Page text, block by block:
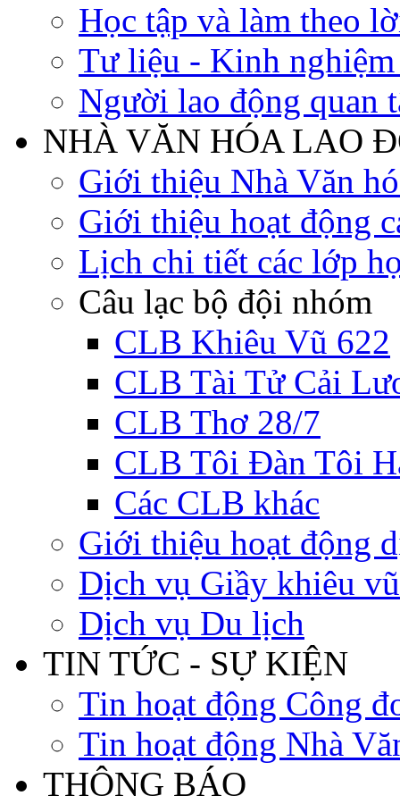
Học tập và làm theo
Tư liệu - Kinh
Người lao động quan
NHÀ VĂN HÓA LAO
Giới thiệu Nhà Văn
Giới thiệu hoạt động
Lịch chi tiết các lớp
Câu lạc bộ đội nhóm
CLB Khiêu Vũ 622
CLB Tài Tử Cải
CLB Thơ 28/7
CLB Tôi Đàn Tôi
Các CLB khác
Giới thiệu hoạt động
Dịch vụ Giầy khiêu vũ
Dịch vụ Du lịch
TIN TỨC - SỰ KIỆN
Tin hoạt động Công
Tin hoạt động Nhà
THÔNG BÁO